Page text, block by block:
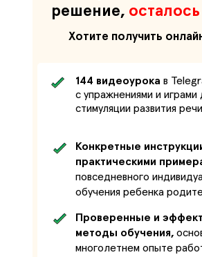
решение,
144 видеоурока в
с упражнениями и играми
стимуляции развития
Конкретные
практическими
повседневного
обучения ребенка
Проверенные и
методы обучения,
многолетнем опыте
Хотите получить